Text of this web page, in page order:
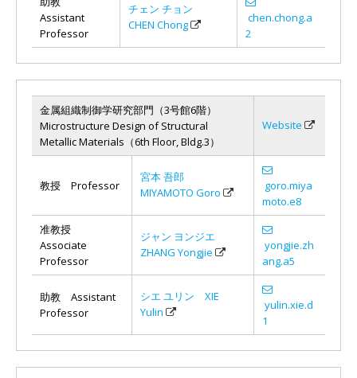
Assistant
Professor
チェン チョン
CHEN Chong
chen.chong.a
2
金属組織制御学研究部門（3号館6階）
Microstructure Design of Structural
Metallic Materials（6th Floor, Bldg.3）
Website
教授 Professor
宮本 吾郎
MIYAMOTO Goro
goro.miya
moto.e8
准教授
Associate
Professor
ジャン ヨンジエ
ZHANG Yongjie
yongjie.zh
ang.a5
助教 Assistant
Professor
シエ ユリン XIE
Yulin
yulin.xie.d
1